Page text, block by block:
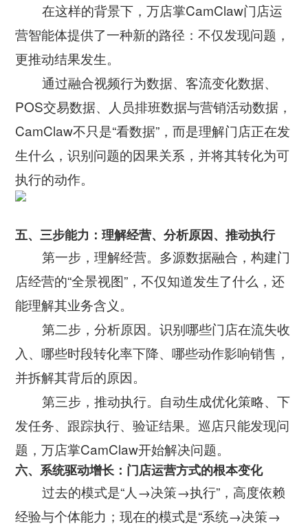
在这样的背景下，万店掌CamClaw门店运
营智能体提供了一种新的路径：不仅发现问题，
更推动结果发生。
通过融合视频行为数据、客流变化数据、
POS交易数据、人员排班数据与营销活动数据，
CamClaw不只是“看数据”，而是理解门店正在发
生什么，识别问题的因果关系，并将其转化为可
执行的动作。
五、三步能力：理解经营、分析原因、推动执行
第一步，理解经营。多源数据融合，构建门
店经营的“全景视图”，不仅知道发生了什么，还
能理解其业务含义。
第二步，分析原因。识别哪些门店在流失收
入、哪些时段转化率下降、哪些动作影响销售，
并拆解其背后的原因。
第三步，推动执行。自动生成优化策略、下
发任务、跟踪执行、验证结果。巡店只能发现问
题，万店掌CamClaw开始解决问题。
六、系统驱动增长：门店运营方式的根本变化
过去的模式是“人→决策→执行”，高度依赖
经验与个体能力；现在的模式是“系统→决策→